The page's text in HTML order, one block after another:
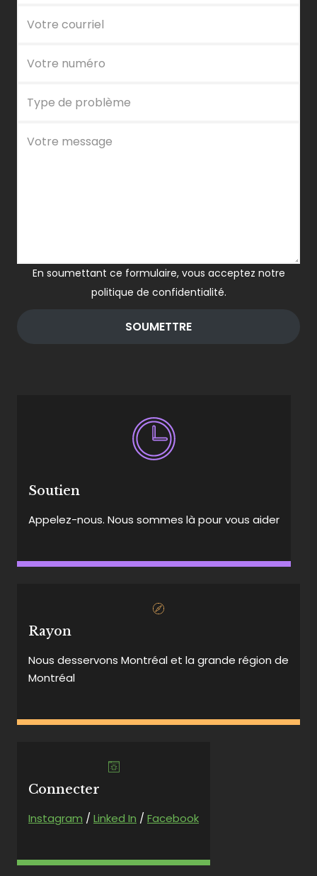
En soumettant ce formulaire, vous acceptez notre
politique de confidentialité.
SOUMETTRE
Soutien
Appelez-nous. Nous sommes là pour vous aider
Rayon
Nous desservons Montréal et la grande région de
Montréal
Connecter
Instagram /Linked In /Facebook